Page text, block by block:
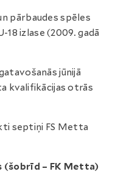
pārbaudes spēles
18 izlase (2009. gadā
jūnijā
kvalifikācijas otrās
septiņi FS Metta
(šobrīd – FK Metta)